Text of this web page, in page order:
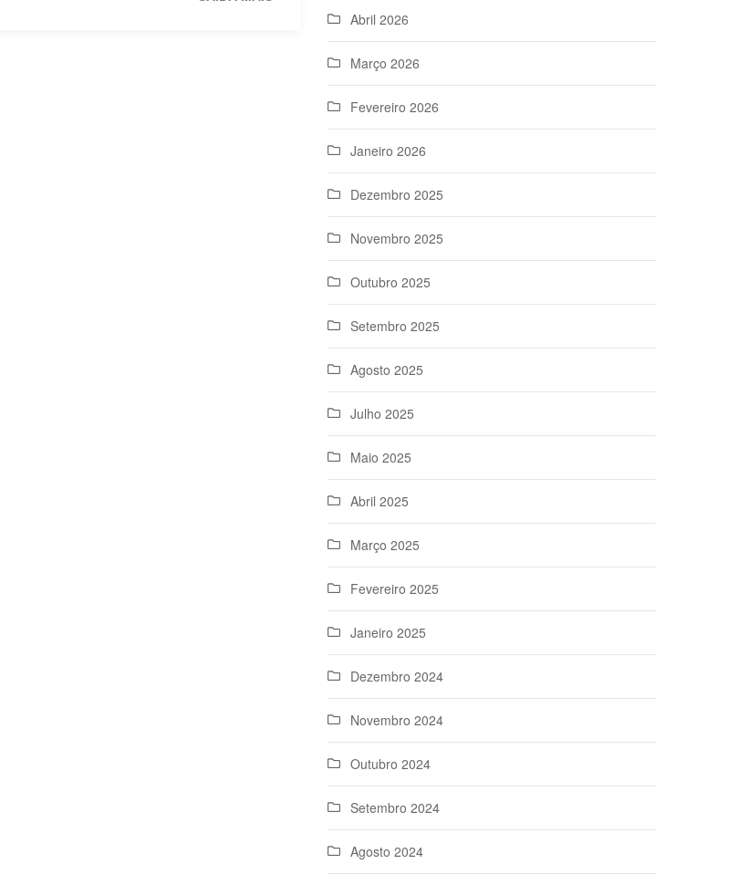
Abril 2026
Março 2026
Fevereiro 2026
Janeiro 2026
Dezembro 2025
Novembro 2025
Outubro 2025
Setembro 2025
Agosto 2025
Julho 2025
Maio 2025
Abril 2025
Março 2025
Fevereiro 2025
Janeiro 2025
Dezembro 2024
Novembro 2024
Outubro 2024
Setembro 2024
Agosto 2024